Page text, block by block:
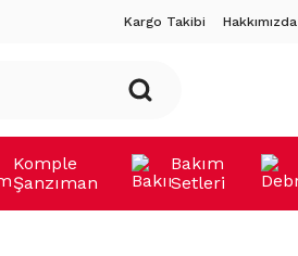
Kargo Takibi Hakkımızda
Komple
Şanzıman
Bakım
Setleri